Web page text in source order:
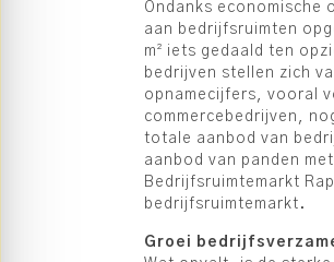
Ondanks economische
aan bedrijfsruimten
m² iets gedaald ten
bedrijven stellen zich
opnamecijfers, vooral
commercebedrijven,
totale aanbod van
aanbod van panden
Bedrijfsruimtemarkt
bedrijfsruimtemarkt.
Groei